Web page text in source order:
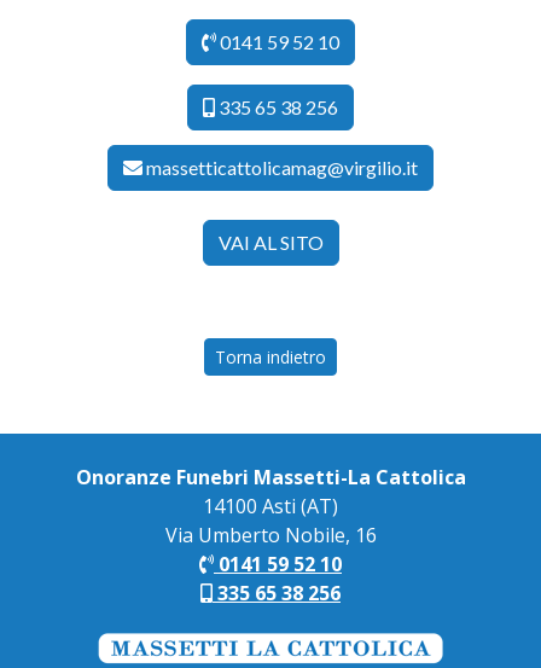
0141 59 52 10
335 65 38 256
massetticattolicamag@virgilio.it
VAI AL SITO
Torna indietro
Onoranze Funebri Massetti-La Cattolica
14100 Asti (AT)
Via Umberto Nobile, 16
0141 59 52 10
335 65 38 256